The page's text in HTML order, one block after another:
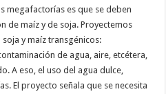
megafactorías es que se deben
de maíz y de soja. Proyectemos
y maíz transgénicos:
de agua, aire, etcétera,
A eso, el uso del agua dulce,
El proyecto señala que se necesita